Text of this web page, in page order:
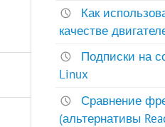
Как
качестве
Подписки на
Linux
Сравнение
(альтернативы